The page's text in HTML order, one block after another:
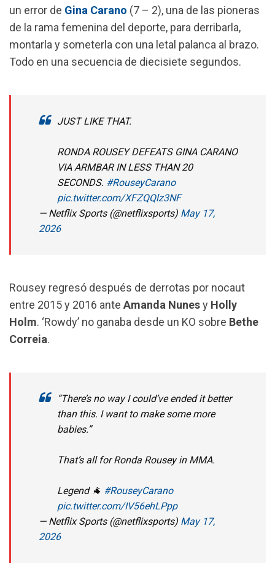
un error de Gina Carano (7 – 2), una de las pioneras
de la rama femenina del deporte, para derribarla,
montarla y someterla con una letal palanca al brazo.
Todo en una secuencia de diecisiete segundos.
JUST LIKE THAT.
RONDA ROUSEY DEFEATS GINA CARANO
VIA ARMBAR IN LESS THAN 20
SECONDS. #RouseyCarano
pic.twitter.com/XFZQQlz3NF
— Netflix Sports (@netflixsports) May 17,
2026
Rousey regresó después de derrotas por nocaut
entre 2015 y 2016 ante Amanda Nunesy Holly
Holm. ‘Rowdy’ no ganaba desde un KO sobre Bethe
Correia.
“There’s no way I could’ve ended it better
than this. I want to make some more
babies.”
That’s all for Ronda Rousey in MMA.
Legend 🐐 #RouseyCarano
pic.twitter.com/IV56ehLPpp
— Netflix Sports (@netflixsports) May 17,
2026